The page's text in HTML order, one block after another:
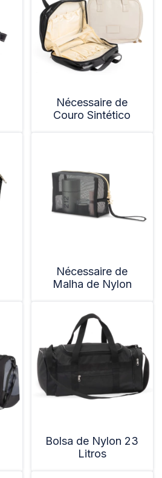
Nécessaire de
Couro Sintético
Nécessaire de
Malha de Nylon
Bolsa de Nylon 23
Litros